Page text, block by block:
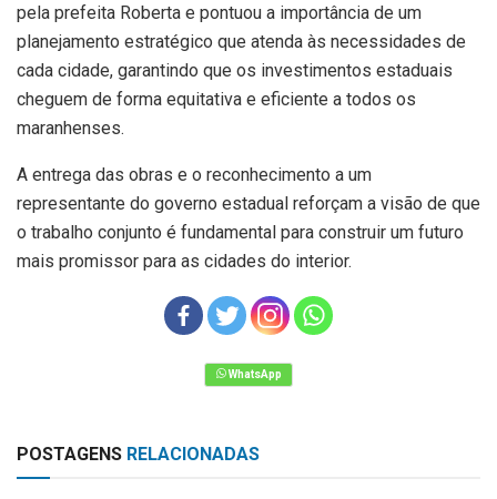
pela prefeita Roberta e pontuou a importância de um
planejamento estratégico que atenda às necessidades de
cada cidade, garantindo que os investimentos estaduais
cheguem de forma equitativa e eficiente a todos os
maranhenses.
A entrega das obras e o reconhecimento a um
representante do governo estadual reforçam a visão de que
o trabalho conjunto é fundamental para construir um futuro
mais promissor para as cidades do interior.
POSTAGENS RELACIONADAS